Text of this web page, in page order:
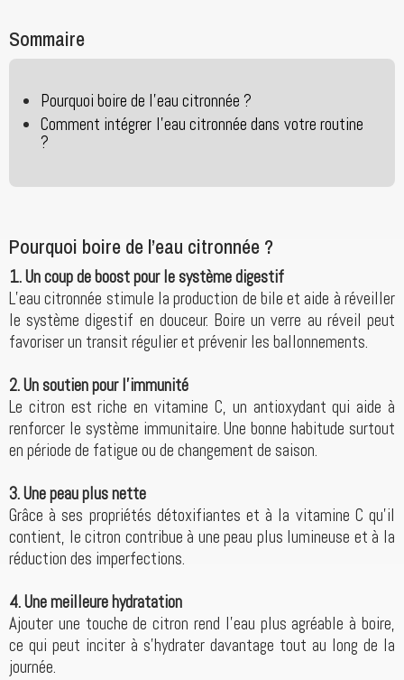
Sommaire
Pourquoi boire de l’eau citronnée ?
Comment intégrer l’eau citronnée dans votre routine
?
Pourquoi boire de l’eau citronnée ?
1. Un coup de boost pour le système digestif
L’eau citronnée stimule la production de bile et aide à réveiller
le système digestif en douceur. Boire un verre au réveil peut
favoriser un transit régulier et prévenir les ballonnements.
2. Un soutien pour l’immunité
Le citron est riche en vitamine C, un antioxydant qui aide à
renforcer le système immunitaire. Une bonne habitude surtout
en période de fatigue ou de changement de saison.
3. Une peau plus nette
Grâce à ses propriétés détoxifiantes et à la vitamine C qu’il
contient, le citron contribue à une peau plus lumineuse et à la
réduction des imperfections.
4. Une meilleure hydratation
Ajouter une touche de citron rend l’eau plus agréable à boire,
ce qui peut inciter à s’hydrater davantage tout au long de la
journée.